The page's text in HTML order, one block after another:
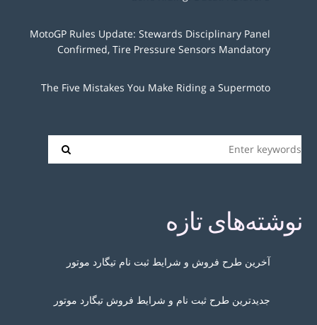
MotoGP Rules Update: Stewards Disciplinary Panel
Confirmed, Tire Pressure Sensors Mandatory
The Five Mistakes You Make Riding a Supermoto
نوشته‌های تازه
آخرین طرح فروش و شرایط ثبت نام تیگارد موتور
جدیدترین طرح ثبت نام و شرایط فروش تیگارد موتور